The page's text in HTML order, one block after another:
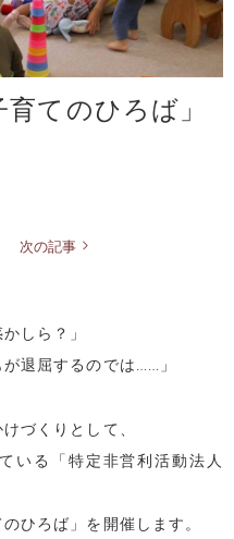
てのひろば」
次の記事
しら？」
退屈するのでは……」
づくりとして、
いる「特定非営利活動法人
ひろば」を開催します。